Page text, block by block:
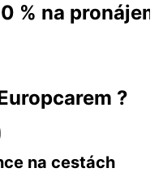
% na pronájem
?
na cestách